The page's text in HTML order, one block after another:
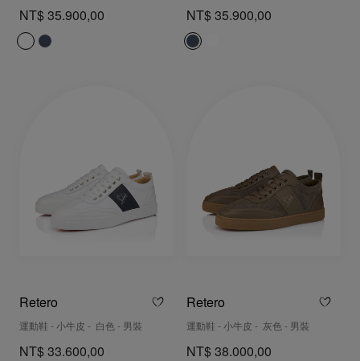
NT$ 35.900,00 NT$ 35.900,00
Retero
運動鞋 - 小牛皮 - 白色 - 男裝
NT$ 33.600,00
Retero
運動鞋 - 小牛皮 - 灰色 - 男裝
NT$ 38.000,00